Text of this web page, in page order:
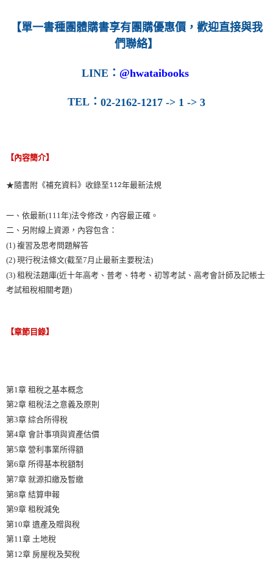
每筆NT$160
【單一書種團體購書享有團購優惠價，歡迎直接與我
們聯絡】
LINE ： @hwataibooks
TEL ： 02-2162-1217 -> 1 -> 3
【內容簡介】
★隨書附《補充資料》收錄至112年最新法規
一、依最新(111年)法令修改，內容最正確。
二、另附線上資源，內容包含：
(1) 複習及思考問題解答
(2) 現行稅法條文(截至7月止最新主要稅法)
(3) 租稅法題庫(近十年高考、普考、特考、初等考試、高考會計師及記帳士
考試租稅相關考題)
【章節目錄】
第1章 租稅之基本概念
第2章 租稅法之意義及原則
第3章 綜合所得稅
第4章 會計事項與資產估價
第5章 營利事業所得額
第6章 所得基本稅額制
第7章 就源扣繳及暫繳
第8章 結算申報
第9章 租稅減免
第10章 遺產及贈與稅
第11章 土地稅
第12章 房屋稅及契稅